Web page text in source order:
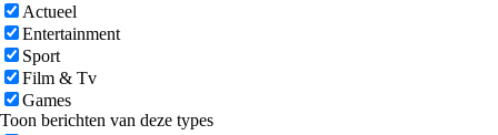
Actueel
Entertainment
Sport
Film & Tv
Games
Toon berichten van deze types